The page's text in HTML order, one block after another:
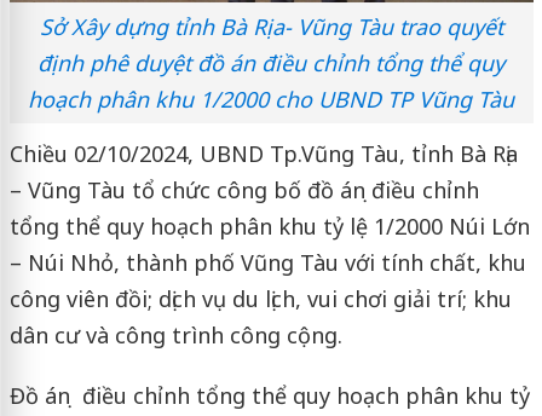
Sở Xây dựng tỉnh Bà Rịa- Vũng Tàu trao quyết
định phê duyệt đồ án điều chỉnh tổng thể quy
hoạch phân khu 1/2000 cho UBND TP Vũng Tàu
Chiều 02/10/2024, UBND Tp.Vũng Tàu, tỉnh Bà Rịa
– Vũng Tàu tổ chức công bố đồ án ̣điều chỉnh
tổng thể quy hoạch phân khu tỷ lệ 1/2000 Núi Lớn
– Núi Nhỏ, thành phố Vũng Tàu với tính chất, khu
công viên đồi; dịch vụ du lịch, vui chơi giải trí; khu
dân cư và công trình công cộng.
Đồ án ̣ điều chỉnh tổng thể quy hoạch phân khu tỷ